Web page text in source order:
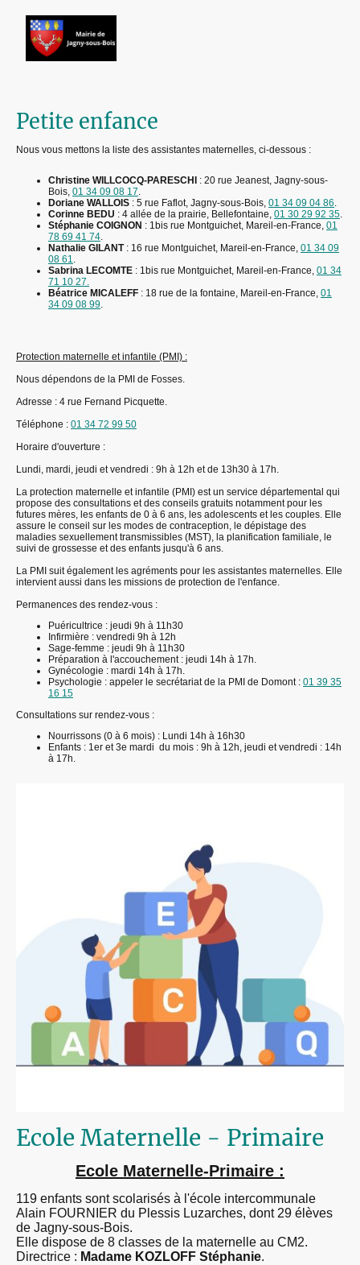
Petite enfance
Nous vous mettons la liste des assistantes maternelles, ci-dessous :
Christine WILLCOCQ-PARESCHI : 20 rue Jeanest, Jagny-sous-
Bois, 01 34 09 08 17
Doriane WALLOIS : 5 rue Faflot, Jagny-sous-Bois, 01 34 09 04 86
Corinne BEDU : 4 allée de la prairie, Bellefontaine, 01 30 29 92 35
Stéphanie COIGNON : 1bis rue Montguichet, Mareil-en-France, 01
78 69 41 74
Nathalie GILANT : 16 rue Montguichet, Mareil-en-France, 01 34 09
08 61
Sabrina LECOMTE : 1bis rue Montguichet, Mareil-en-France, 01 34
71 10 27.
Béatrice MICALEFF : 18 rue de la fontaine, Mareil-en-France, 01
34 09 08 99
Protection maternelle et infantile (PMI) :
Nous dépendons de la PMI de Fosses.
Adresse : 4 rue Fernand Picquette.
Téléphone : 01 34 72 99 50
Horaire d'ouverture :
Lundi, mardi, jeudi et vendredi : 9h à 12h et de 13h30 à 17h.
La protection maternelle et infantile (PMI) est un service départemental qui
propose des consultations et des conseils gratuits notamment pour les
futures mères, les enfants de 0 à 6 ans, les adolescents et les couples. Elle
assure le conseil sur les modes de contraception, le dépistage des
maladies sexuellement transmissibles (MST), la planification familiale, le
suivi de grossesse et des enfants jusqu'à 6 ans.
La PMI suit également les agréments pour les assistantes maternelles. Elle
intervient aussi dans les missions de protection de l'enfance.
Permanences des rendez-vous :
Puéricultrice : jeudi 9h à 11h30
Infirmière : vendredi 9h à 12h
Sage-femme : jeudi 9h à 11h30
Préparation à l'accouchement : jeudi 14h à 17h.
Gynécologie : mardi 14h à 17h.
Psychologie : appeler le secrétariat de la PMI de Domont : 01 39 35
16 15
Consultations sur rendez-vous :
Nourrissons (0 à 6 mois) : Lundi 14h à 16h30
Enfants : 1er et 3e mardi du mois : 9h à 12h, jeudi et vendredi : 14h
à 17h.
Ecole Maternelle - Primaire
Ecole Maternelle-Primaire :
119 enfants sont scolarisés à l'école intercommunale
Alain FOURNIER du Plessis Luzarches, dont 29 élèves
de Jagny-sous-Bois.
Elle dispose de 8 classes de la maternelle au CM2.
Directrice : Madame KOZLOFF Stéphanie.